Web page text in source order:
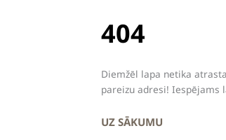
404
Diemžēl lapa netika
pareizu adresi! Iespējams
UZ SĀKUMU